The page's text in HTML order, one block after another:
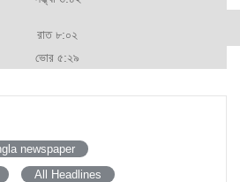
রাত ৮:০২
ভোর ৫:২৯
newspaper
All Headlines